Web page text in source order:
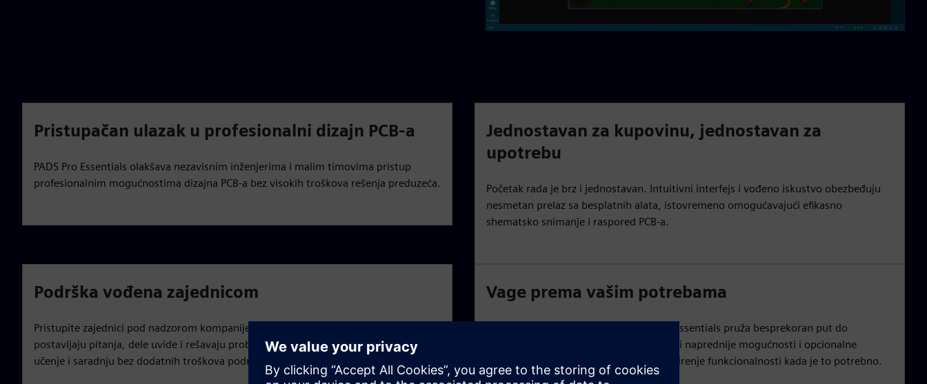
Pristupačan ulazak u profesionalni dizajn PCB-a
PADS Pro Essentials olakšava nezavisnim inženjerima i malim timovima pristup
profesionalnim mogućnostima dizajna PCB-a bez visokih troškova rešenja preduzeća.
Jednostavan za kupovinu, jednostavan za
upotrebu
Početak rada je brz i jednostavan. Intuitivni interfejs i vođeno iskustvo obezbeđuju
nesmetan prelaz sa besplatnih alata, istovremeno omogućavajući efikasno
shematsko snimanje i raspored PCB-a.
Podrška vođena zajednicom
Pristupite zajednici pod nadzorom kompanije Siemens gde inženjeri mogu da
postavljaju pitanja, dele uvide i rešavaju probleme, obezbeđujući kontinuirano
učenje i saradnju bez dodatnih troškova podrške.
Vage prema vašim potrebama
Kako složenost dizajna raste, PADS Pro Essentials pruža besprekoran put do
Xpedition Standard Standard-a, koji nudi naprednije mogućnosti i opcionalne
dodatke zasnovane na žetonima za proširenje funkcionalnosti kada je to potrebno.